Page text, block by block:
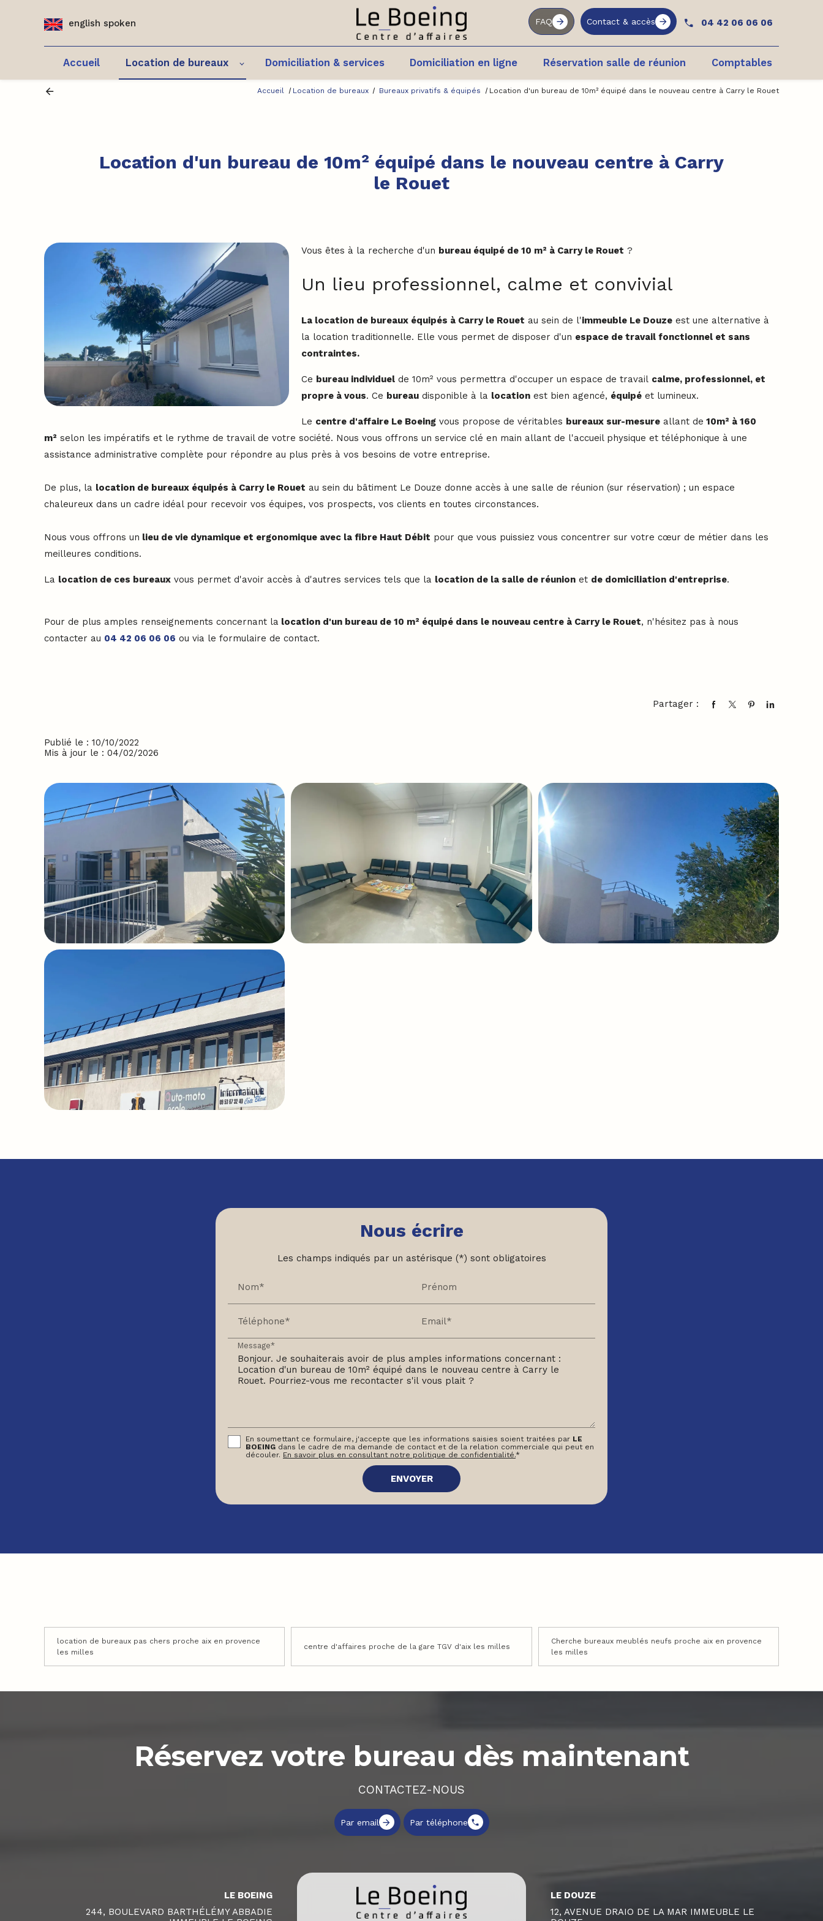
english spoken FAQ Contact & accès 04 42 06 06 06
Accueil Location de bureaux Domiciliation & services Domiciliation en ligne Réservation salle de réunion Comptables
Accueil Location de bureaux Bureaux privatifs & équipés Location d'un bureau de 10m² équipé dans le nouveau centre à Carry le Rouet
Location d'un bureau de 10m² équipé dans le nouveau centre à Carry
le Rouet
Vous êtes à la recherche d'un bureau équipé de 10 m² à Carry le Rouet ?
Un lieu professionnel, calme et convivial
La location de bureaux équipés à Carry le Rouet au sein de l'immeuble Le Douze est une alternative à
la location traditionnelle. Elle vous permet de disposer d'un espace de travail fonctionnel et sans
contraintes.
Ce bureau individuel de 10m² vous permettra d'occuper un espace de travail calme, professionnel, et
propre à vous. Ce bureau disponible à la location est bien agencé, équipé et lumineux.
Le centre d'affaire Le Boeing vous propose de véritables bureaux sur-mesure allant de 10m² à 160
m² selon les impératifs et le rythme de travail de votre société. Nous vous offrons un service clé en main allant de l'accueil physique et téléphonique à une
assistance administrative complète pour répondre au plus près à vos besoins de votre entreprise.
De plus, la location de bureaux équipés à Carry le Rouet au sein du bâtiment Le Douze donne accès à une salle de réunion (sur réservation) ; un espace
chaleureux dans un cadre idéal pour recevoir vos équipes, vos prospects, vos clients en toutes circonstances.
Nous vous offrons un lieu de vie dynamique et ergonomique avec la fibre Haut Débit pour que vous puissiez vous concentrer sur votre cœur de métier dans les
meilleures conditions.
La location de ces bureaux vous permet d'avoir accès à d'autres services tels que la location de la salle de réunion et de domiciliation d'entreprise.
Pour de plus amples renseignements concernant la location d'un bureau de 10 m² équipé dans le nouveau centre à Carry le Rouet, n'hésitez pas à nous
contacter au 04 42 06 06 06 ou via le formulaire de contact.
Partager :
Publié le : 10/10/2022
Mis à jour le : 04/02/2026
Nous écrire
Les champs indiqués par un astérisque (*) sont obligatoires
Nom* Prénom
Téléphone* Email*
Message*
En soumettant ce formulaire, j'accepte que les informations saisies soient traitées par LE
BOEING dans le cadre de ma demande de contact et de la relation commerciale qui peut en
découler. En savoir plus en consultant notre politique de confidentialité.*
location de bureaux pas chers proche aix en provence
les milles
centre d'affaires proche de la gare TGV d'aix les milles
Cherche bureaux meublés neufs proche aix en provence
les milles
Réservez votre bureau dès maintenant
CONTACTEZ-NOUS
Par email Par téléphone
LE BOEING
244, BOULEVARD BARTHÉLÉMY ABBADIE
LE DOUZE
12, AVENUE DRAIO DE LA MAR IMMEUBLE LE